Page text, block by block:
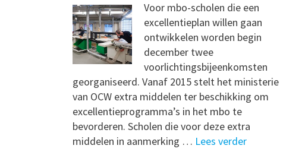
Voor mbo-scholen die een
excellentieplan willen gaan
ontwikkelen worden begin
december twee
voorlichtingsbijeenkomsten
georganiseerd. Vanaf 2015 stelt het ministerie
van OCW extra middelen ter beschikking om
excellentieprogramma’s in het mbo te
bevorderen. Scholen die voor deze extra
middelen in aanmerking … Lees verder